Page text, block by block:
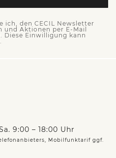
ich, den CECIL Newsletter
und Aktionen per E-Mail
Einwilligung kann
9:00 – 18:00 Uhr
Mobilfunktarif ggf.